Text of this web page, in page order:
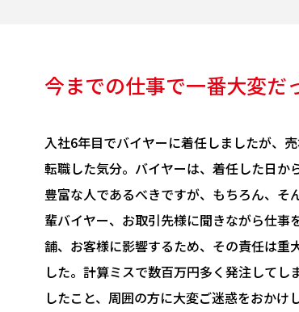
今までの仕事で一番大変だ
入社6年目でバイヤーに着任しましたが、
転職した気分。バイヤーは、着任した日か
豊富な人であるべきですが、もちろん、そ
輩バイヤー、お取引先様に聞きながら仕事
舗、お客様に影響するため、その責任は重
した。計算ミスで数百万円多く発注してし
したこと、周囲の方に大変ご迷惑をおか